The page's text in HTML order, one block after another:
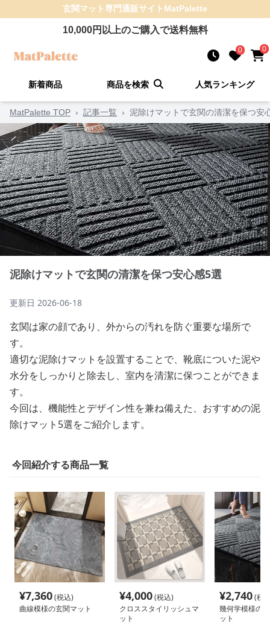
玄関マット専門通販サイト MatPalette
10,000円以上のご購入で送料無料
0 0
新着商品 商品を検索 人気ランキング
MatPalette TOP › 記事一覧 › 泥除けマットで玄関の清潔を保つ安
泥除けマットで玄関の清潔を保つ安心感5選
更新日 2026-06-18
玄関は家の顔であり、外からの汚れを防ぐ重要な場所で
す。
適切な泥除けマットを設置することで、靴底についた泥や
水分をしっかりと除去し、室内を清潔に保つことができま
す。
今回は、機能性とデザイン性を兼ね備えた、おすすめの泥
除けマット5選をご紹介します。
今回紹介する商品一覧
¥7,360(税込)
曲線模様の玄関マット
¥4,000(税込)
クロススタイリッシュマ
ット
¥2,740(税
幾何学模様の
ット